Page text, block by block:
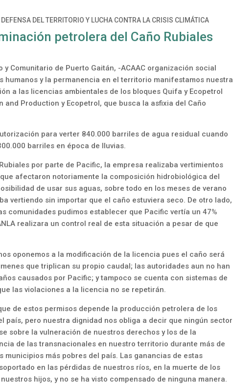
DEFENSA DEL TERRITORIO Y LUCHA CONTRA LA CRISIS CLIMÁTICA
petrolera del Caño Rubiales
y Comunitario de Puerto Gaitán, -ACAAC organización social
humanos y la permanencia en el territorio manifestamos nuestra
a las licencias ambientales de los bloques Quifa y Ecopetrol
and Production y Ecopetrol, que busca la asfixia del Caño
para verter 840.000 barriles de agua residual cuando
barriles en época de lluvias.
por parte de Pacific, la empresa realizaba vertimientos
afectaron notoriamente la composición hidrobiológica del
de usar sus aguas, sobre todo en los meses de verano
vertiendo sin importar que el caño estuviera seco. De otro lado,
comunidades pudimos establecer que Pacific vertía un 47%
realizara un control real de esta situación a pesar de que
oponemos a la modificación de la licencia pues el caño será
que triplican su propio caudal; las autoridades aun no han
causados por Pacific; y tampoco se cuenta con sistemas de
las violaciones a la licencia no se repetirán.
de estos permisos depende la producción petrolera de los
país, pero nuestra dignidad nos obliga a decir que ningún sector
sobre la vulneración de nuestros derechos y los de la
de las transnacionales en nuestro territorio durante más de
municipios más pobres del país. Las ganancias de estas
en las pérdidas de nuestros ríos, en la muerte de los
hijos, y no se ha visto compensado de ninguna manera.